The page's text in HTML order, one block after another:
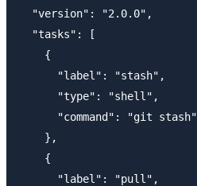
  "version": "2.0.0",
  "tasks": [
    {
      "label": "stash",
      "type": "shell",
      "command": "git stash"
    },
    {
      "label": "pull",